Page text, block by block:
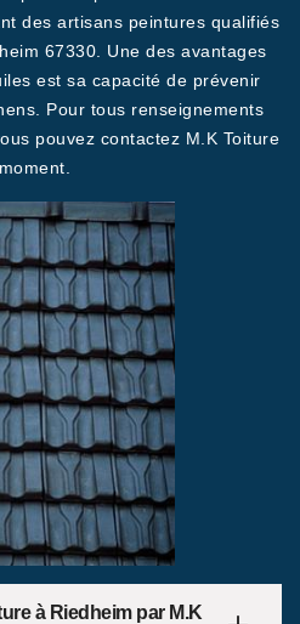
des artisans peintures qualifiés
67330. Une des avantages
est sa capacité de prévenir
Pour tous renseignements
pouvez contactez M.K Toiture
à Riedheim par M.K